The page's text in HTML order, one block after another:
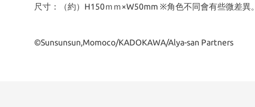
尺寸：（約）H150ｍｍ×W50mm ※角色不同會有些微差異。
©Sunsunsun,Momoco/KADOKAWA/Alya-san Partners